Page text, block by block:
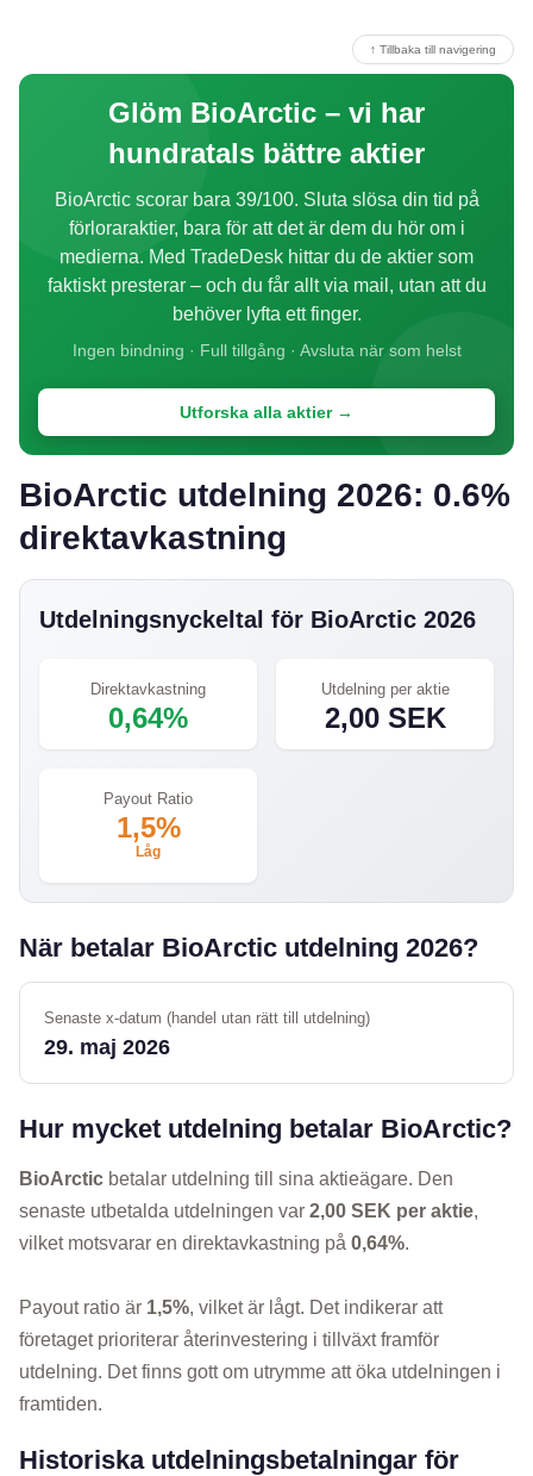
↑ Tillbaka till navigering
Glöm BioArctic – vi har
hundratals bättre aktier
BioArctic scorar bara 39/100. Sluta slösa din tid på
förloraraktier, bara för att det är dem du hör om i
medierna. Med TradeDesk hittar du de aktier som
faktiskt presterar – och du får allt via mail, utan att du
behöver lyfta ett finger.
Ingen bindning · Full tillgång · Avsluta när som helst
Utforska alla aktier →
BioArctic utdelning 2026: 0.6%
direktavkastning
Utdelningsnyckeltal för BioArctic 2026
Direktavkastning
0,64%
Utdelning per aktie
2,00 SEK
Payout Ratio
1,5%
Låg
När betalar BioArctic utdelning 2026?
Senaste x-datum (handel utan rätt till utdelning)
29. maj 2026
Hur mycket utdelning betalar BioArctic?
BioArctic betalar utdelning till sina aktieägare. Den
senaste utbetalda utdelningen var 2,00 SEK per aktie,
vilket motsvarar en direktavkastning på 0,64%.
Payout ratio är 1,5%, vilket är lågt. Det indikerar att
företaget prioriterar återinvestering i tillväxt framför
utdelning. Det finns gott om utrymme att öka utdelningen i
framtiden.
Historiska utdelningsbetalningar för